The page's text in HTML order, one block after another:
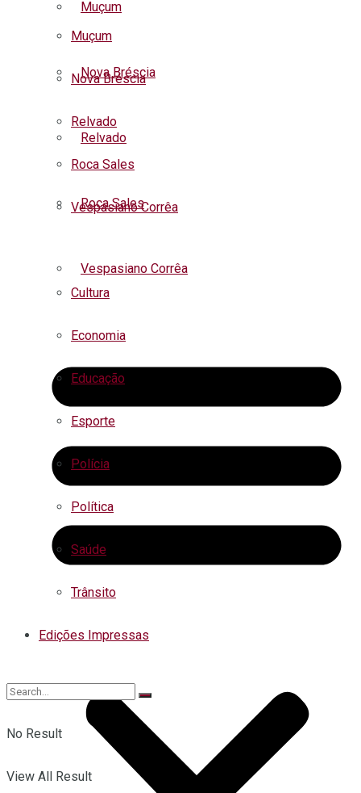
Muçum
Nova Bréscia
Relvado
Roca Sales
Vespasiano Corrêa
Muçum
Nova Bréscia
Relvado
Roca Sales
Vespasiano Corrêa
Cultura
Economia
Educação
Esporte
Polícia
Política
Saúde
Trânsito
Edições Impressas
No Result
View All Result